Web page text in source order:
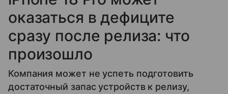
оказаться в дефиците
сразу после релиза: что
произошло
Компания может не успеть подготовить
достаточный запас устройств к релизу,